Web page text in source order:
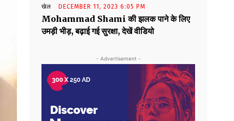
खेल DECEMBER 11, 2023 6:05 PM
Mohammad Shami की झलक पाने के लिए
उमड़ी भीड़, बढ़ाई गई सुरक्षा, देखें वीडियो
- Advertisement -